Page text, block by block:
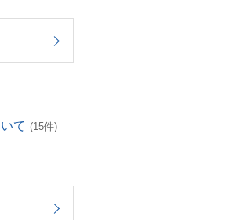
て (15件)